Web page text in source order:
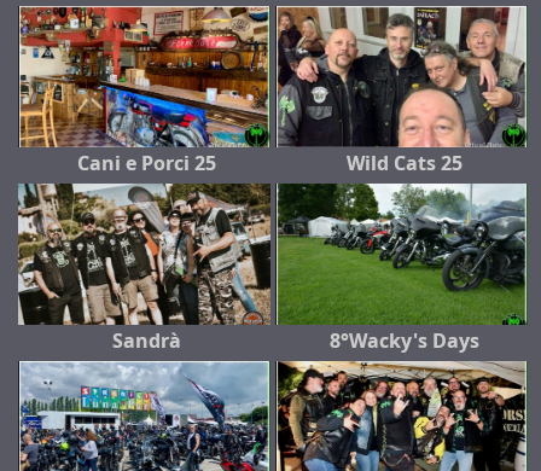
Cani e Porci 25 Wild Cats 25
Sandrà 8°Wacky's Days